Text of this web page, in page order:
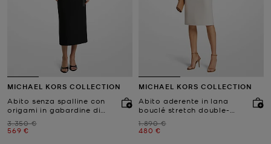
MICHAEL KORS COLLECTION
Abito senza spalline con
origami in gabardine di
lana
Prezzo iniziale
3.350 €
Prezzo attuale
569 €
MICHAEL KORS COLLECTION
Abito aderente in lana
bouclé stretch double-
face
Prezzo iniziale
1.890 €
Prezzo attuale
480 €